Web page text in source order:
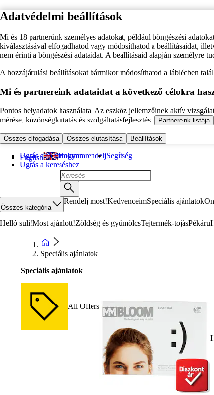
Adatvédelmi beállítások
Mi és 18 partnerünk személyes adatokat, például böngészési
kiválasztásával elfogadhatod vagy módosíthatod a beállításaidat,
nem érinti a böngészési adataidat. A beállításaid alapján személyre
A hozzájárulási beállításokat bármikor módosíthatod a láblécben
Mi és partnereink adataidat a következő célokra
Pontos helyadatok használata. Az eszköz jellemzőinek aktív
mérése, közönségkutatás és szolgáltatásfejlesztés.
Partnereink listája
Összes elfogadása Összes elutasítása Beállítások
Ugrás a fő tartalomra
Ugrás a kereséshez
English Hogyan rendeljSegítség
Összes kategória
Rendelj most!KedvenceimSpeciális ajánlatok
Helló suli!Most ajánlott!Zöldség és gyümölcsTejtermék-tojásPékáru
Speciális ajánlatok
Speciális ajánlatok
All Offers